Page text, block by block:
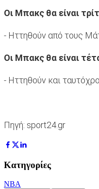
Οι Μπακς θα είναι
- Ηττηθούν από τους
Οι Μπακς θα είναι
- Ηττηθούν και
Πηγή: sport24.gr
Κατηγορίες
NBA